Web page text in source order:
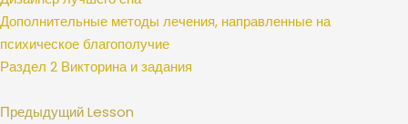
Дополнительные методы лечения, направленные на
психическое благополучие
Раздел 2 Викторина и задания
Предыдущий Lesson